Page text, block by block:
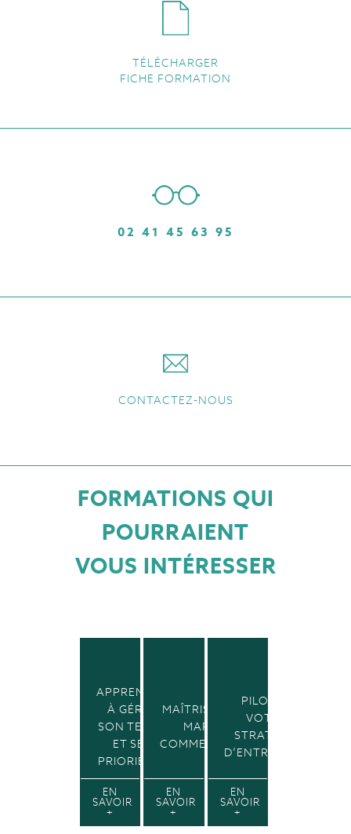
TÉLÉCHARGER
FICHE FORMATION
02 41 45 63 95
CONTACTEZ-NOUS
FORMATIONS QUI
POURRAIENT
VOUS INTÉRESSER
APPRENDRE
À GÉRER
SON TEMPS
ET SES
PRIORIÉTÉS
EN
SAVOIR
+
MAÎTRISER VOS
MARGES
COMMERCIALES
EN
SAVOIR
+
PILOTER
VOTRE
STRATÉGIE
D’ENTREPRISE
EN
SAVOIR
+